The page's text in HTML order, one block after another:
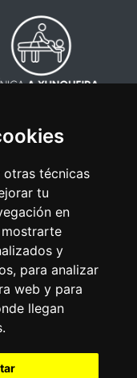
otras técnicas
tu
en
y
para analizar
web y para
llegan